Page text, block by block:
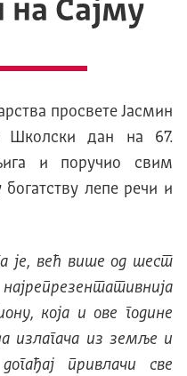
Сајму
просвете Јасмин
Школски дан на 67.
и поручио свим
лепе речи и
је, већ више од шест
која и ове године
излагача из земље и
привлачи све